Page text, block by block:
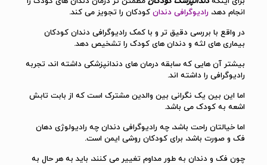
انجام دهد، رادیوگرافی دندان کودکان را تجویز می کند.
در واقع با بررسی دقیق تر و با کمک رادیوگرافی دندان کودکان
بیماری های لثه و دندان های کودک را تشخیص دهد.
بیشتر آن هایی که سابقه درمان های دندانپزشکی داشته اند، تجربه
رادیوگرافی را داشته اند.
اما این بین یک نگرانی بین والدین مشترک است که از بابت تابش
اشعه به کودک می باشد.
اما خیالتان راحت باشد، چه رادیوگرافی دندان چه رادیولوژی دهان
فک و صورت باشد، برای کودکان روشی ایمن است.
چون فک و دندان به طور مداوم تغییر می کنند، باید به هر حال به